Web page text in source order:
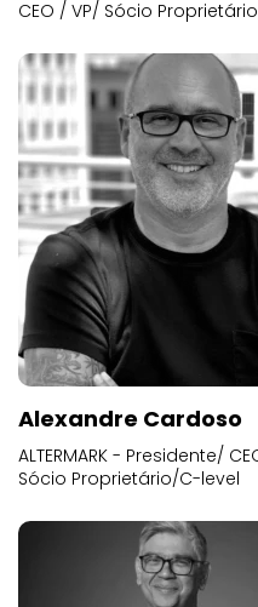
CEO / VP/ Sócio
Alexandre Cardoso
ALTERMARK - Presidente/
Sócio Proprietário/C-level